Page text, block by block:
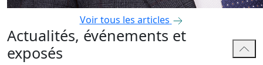
Voir tous les articles
Actualités, événements et
exposés